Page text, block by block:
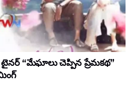
“మేఘాలు చెప్పిన ప్రేమకథ”